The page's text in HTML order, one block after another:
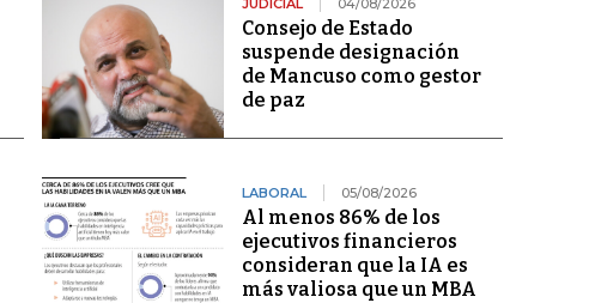
Consejo de Estado
suspende designación
de Mancuso como gestor
de paz
LABORAL 05/08/2026
Al menos 86% de los
ejecutivos financieros
consideran que la IA es
más valiosa que un MBA